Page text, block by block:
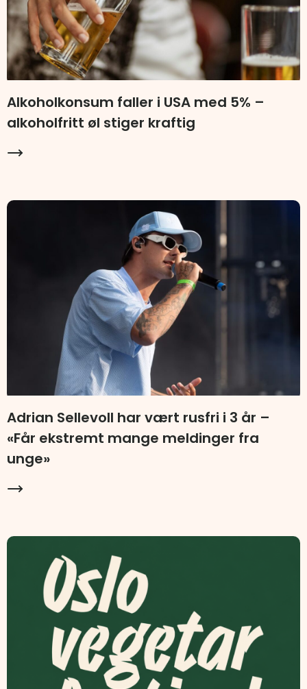
Alkoholkonsum faller i USA med 5% –
alkoholfritt øl stiger kraftig
Adrian Sellevoll har vært rusfri i 3 år –
«Får ekstremt mange meldinger fra
unge»